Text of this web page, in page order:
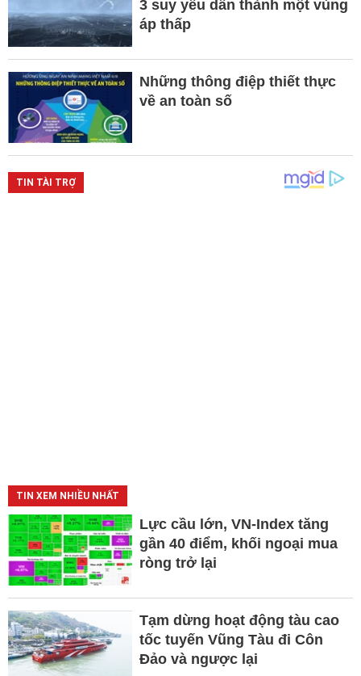
3 suy yếu dần thành một vùng
áp thấp
Những thông điệp thiết thực
về an toàn số
TIN XEM NHIỀU NHẤT
Lực cầu lớn, VN-Index tăng
gần 40 điểm, khối ngoại mua
ròng trở lại
Tạm dừng hoạt động tàu cao
tốc tuyến Vũng Tàu đi Côn
Đảo và ngược lại